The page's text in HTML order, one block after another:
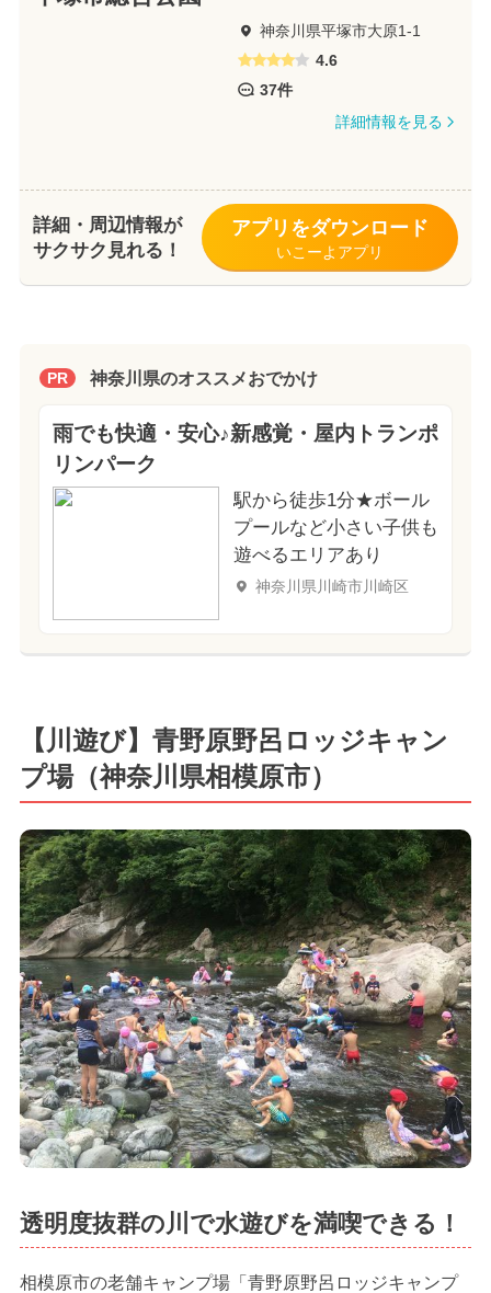
神奈川県平塚市大原1-1
4.6
37件
詳細情報を見る
詳細・周辺情報が
サクサク見れる！
アプリをダウンロード
いこーよアプリ
PR 神奈川県のオススメおでかけ
雨でも快適・安心♪新感覚・屋内トランポ
リンパーク
駅から徒歩1分★ボール
プールなど小さい子供も
遊べるエリアあり
神奈川県川崎市川崎区
【川遊び】青野原野呂ロッジキャン
プ場（神奈川県相模原市）
透明度抜群の川で水遊びを満喫できる！
相模原市の老舗キャンプ場「青野原野呂ロッジキャンプ